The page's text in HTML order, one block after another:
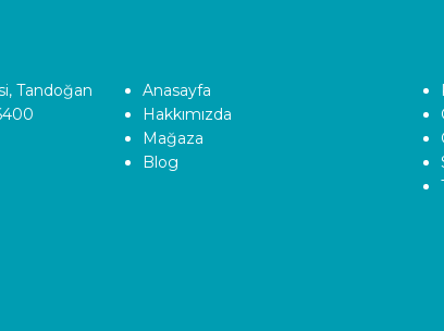
Tandoğan
Anasayfa
Hakkımızda
Mağaza
Blog